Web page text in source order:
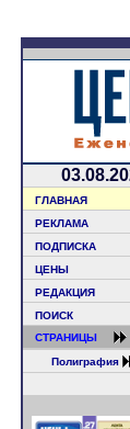
ГЛАВНАЯ
РЕКЛАМА
ПОДПИСКА
ЦЕНЫ
РЕДАКЦИЯ
ПОИСК
СТРАНИЦЫ
Полиграфия